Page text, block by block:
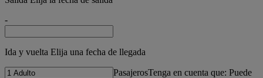
-
Ida y vuelta Elija una fecha de llegada
PasajerosTenga en cuenta que: Puede